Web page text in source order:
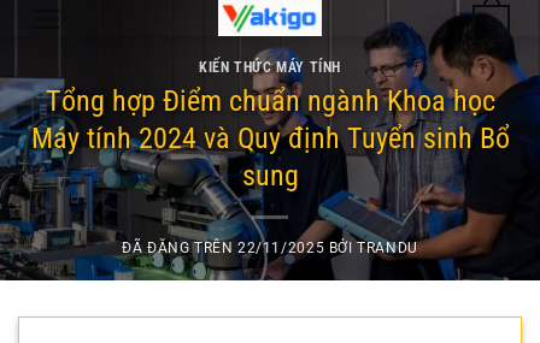
Chuyển
nội
dung
0
KIẾN THỨC MÁY TÍNH
Tổng hợp Điểm chuẩn ngành Khoa học
Máy tính 2024 và Quy định Tuyển sinh Bổ
sung
ĐÃ ĐĂNG TRÊN22/11/2025 BỞITRANDU